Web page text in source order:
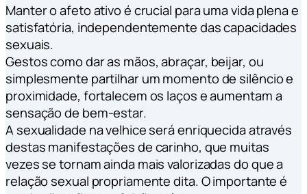
Manter o afeto ativo é crucial para uma vida plena e
satisfatória, independentemente das capacidades
sexuais.
Gestos como dar as mãos, abraçar, beijar, ou
simplesmente partilhar um momento de silêncio e
proximidade, fortalecem os laços e aumentam a
sensação de bem-estar.
A sexualidade na velhice será enriquecida através
destas manifestações de carinho, que muitas
vezes se tornam ainda mais valorizadas do que a
relação sexual propriamente dita. O importante é